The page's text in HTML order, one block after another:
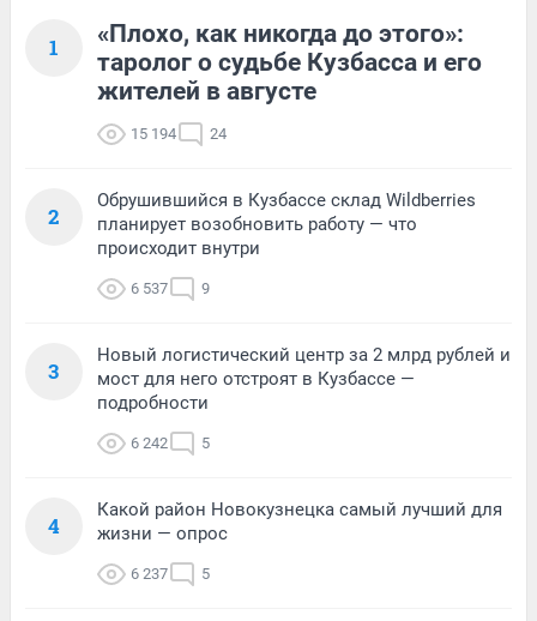
1
«Плохо, как никогда до этого»:
таролог о судьбе Кузбасса и его
жителей в августе
15 194 24
2
Обрушившийся в Кузбассе склад Wildberries
планирует возобновить работу — что
происходит внутри
6 537 9
3
Новый логистический центр за 2 млрд рублей и
мост для него отстроят в Кузбассе —
подробности
6 242 5
4
Какой район Новокузнецка самый лучший для
жизни — опрос
6 237 5